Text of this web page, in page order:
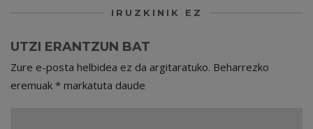
IRUZKINIK EZ
UTZI ERANTZUN BAT
Zure e-posta helbidea ez da argitaratuko. Beharrezko
eremuak * markatuta daude